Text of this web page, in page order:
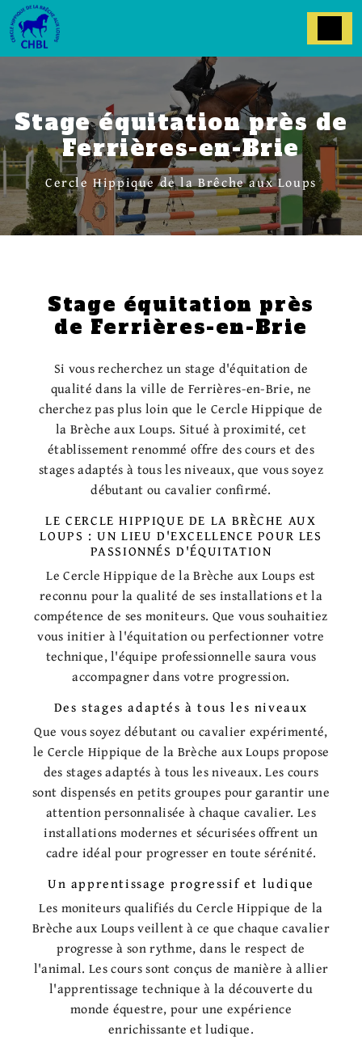
Stage équitation près de
Ferrières-en-Brie
Cercle Hippique de la Brêche aux Loups
Stage équitation près
de Ferrières-en-Brie
Si vous recherchez un stage d'équitation de
qualité dans la ville de Ferrières-en-Brie, ne
cherchez pas plus loin que le Cercle Hippique de
la Brèche aux Loups. Situé à proximité, cet
établissement renommé offre des cours et des
stages adaptés à tous les niveaux, que vous soyez
débutant ou cavalier confirmé.
LE CERCLE HIPPIQUE DE LA BRÈCHE AUX
LOUPS : UN LIEU D'EXCELLENCE POUR LES
PASSIONNÉS D'ÉQUITATION
Le Cercle Hippique de la Brèche aux Loups est
reconnu pour la qualité de ses installations et la
compétence de ses moniteurs. Que vous souhaitiez
vous initier à l'équitation ou perfectionner votre
technique, l'équipe professionnelle saura vous
accompagner dans votre progression.
Des stages adaptés à tous les niveaux
Que vous soyez débutant ou cavalier expérimenté,
le Cercle Hippique de la Brèche aux Loups propose
des stages adaptés à tous les niveaux. Les cours
sont dispensés en petits groupes pour garantir une
attention personnalisée à chaque cavalier. Les
installations modernes et sécurisées offrent un
cadre idéal pour progresser en toute sérénité.
Un apprentissage progressif et ludique
Les moniteurs qualifiés du Cercle Hippique de la
Brèche aux Loups veillent à ce que chaque cavalier
progresse à son rythme, dans le respect de
l'animal. Les cours sont conçus de manière à allier
l'apprentissage technique à la découverte du
monde équestre, pour une expérience
enrichissante et ludique.
Panneau de gestion des cookies